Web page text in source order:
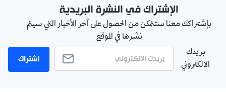
الإشتراك في النشرة البريدية
بإشتراكك معنا ستتمكن من الحصول على آخر الأخبار التي سيتم
نشرها في الموقع
بريدك
الالكتروني
اشتراك